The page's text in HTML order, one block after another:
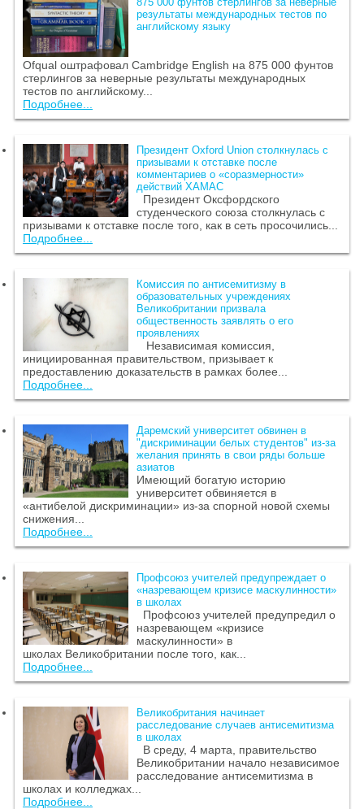
результаты международных тестов по
английскому языку
Ofqual оштрафовал Cambridge English на 875 000 фунтов
стерлингов за неверные результаты международных
тестов по английскому...
Подробнее...
Президент Oxford Union столкнулась с
призывами к отставке после
комментариев о «соразмерности»
действий ХАМАС
Президент Оксфордского
студенческого союза столкнулась с
призывами к отставке после того, как в сеть просочились...
Подробнее...
Комиссия по антисемитизму в
образовательных учреждениях
Великобритании призвала
общественность заявлять о его
проявлениях
Независимая комиссия,
инициированная правительством, призывает к
предоставлению доказательств в рамках более...
Подробнее...
Даремский университет обвинен в
"дискриминации белых студентов" из-за
желания принять в свои ряды больше
азиатов
Имеющий богатую историю
университет обвиняется в
«антибелой дискриминации» из-за спорной новой схемы
снижения...
Подробнее...
Профсоюз учителей предупреждает о
«назревающем кризисе маскулинности»
в школах
Профсоюз учителей предупредил о
назревающем «кризисе
маскулинности» в
школах Великобритании после того, как...
Подробнее...
Великобритания начинает
расследование случаев антисемитизма
в школах
В среду, 4 марта, правительство
Великобритании начало независимое
расследование антисемитизма в
школах и колледжах...
Подробнее...